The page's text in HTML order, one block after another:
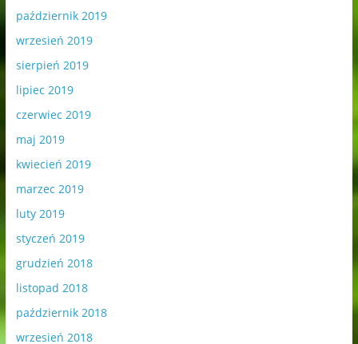
październik 2019
wrzesień 2019
sierpień 2019
lipiec 2019
czerwiec 2019
maj 2019
kwiecień 2019
marzec 2019
luty 2019
styczeń 2019
grudzień 2018
listopad 2018
październik 2018
wrzesień 2018